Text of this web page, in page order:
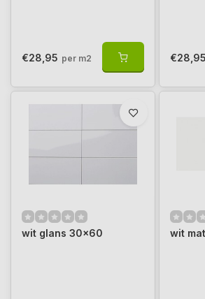
€28,95 per m2 €28,95
wit glans 30x60 wit